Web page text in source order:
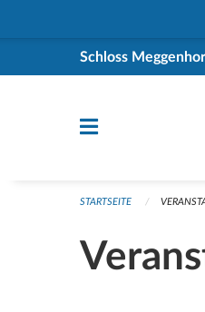
Schloss
STARTSEITE